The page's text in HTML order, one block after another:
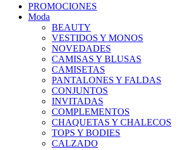
PROMOCIONES
Moda
BEAUTY
VESTIDOS Y MONOS
NOVEDADES
CAMISAS Y BLUSAS
CAMISETAS
PANTALONES Y FALDAS
CONJUNTOS
INVITADAS
COMPLEMENTOS
CHAQUETAS Y CHALECOS
TOPS Y BODIES
CALZADO